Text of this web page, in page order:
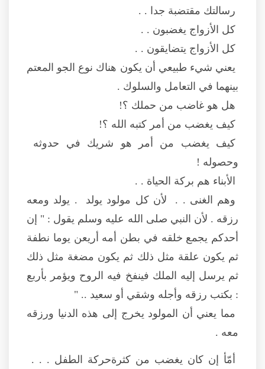
رسالتك مقتضبة جدا . .
كل الأزواج يغضبون . .
كل الأزواج يتضايقون . .
يعني شيء طبيعي أن يكون هناك نوع الجو المعتم
بينهما في التعامل والسلوك .
هل هو غاضب من حملك ؟!
كيف يغضب من أمر كتبه الله ؟!
كيف يغضب من أمر هو شريك في حدوثه
وحصوله !
الأبناء هم بركة الحياة . .
وهم الغنى . . لأن كل مولود يولد . يولد ومعه
رزقه . لأن النبي صلى الله عليه وسلم يقول : " إن
أحدكم يجمع خلقه في بطن أمه أريعن يوما نطفة
ثم يكون علقة مثل ذلك ثم يكون مضغة مثل ذلك
ثم يرسل إليه الملك فينفخ فيه الروح ويؤمر بأربع
: بكتب رزقه وأجله وشقي أو سعيد .. "
مما يعني أن المولود يخرج إلى هذه الدنيا ورزقه
معه .
أمّأ إن كان يغضب من كثرةحركة الطفل . . .